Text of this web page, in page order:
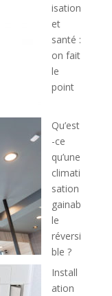
isation
et
santé :
on fait
le
point
Qu’est
-ce
qu’une
climati
sation
gainab
le
réversi
ble ?
Install
ation